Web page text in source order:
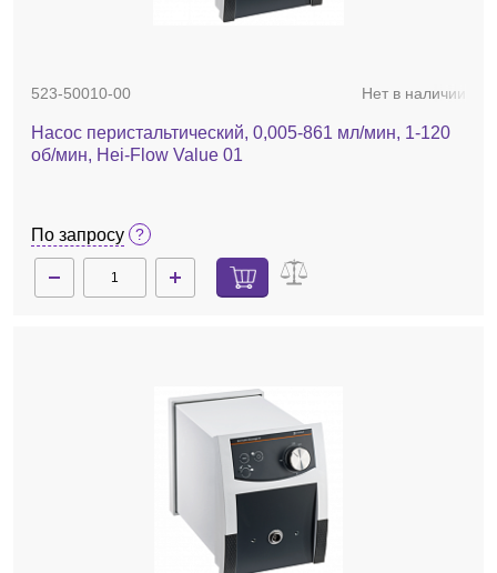
523-50010-00 Нет в наличии
Насос перистальтический, 0,005-861 мл/мин, 1-120
об/мин, Hei-Flow Value 01
По запросу